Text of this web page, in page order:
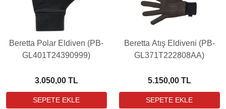
Beretta Polar Eldiven (PB-
GL401T24390999)
3.050,00 TL
Beretta Atış Eldiveni (PB-
GL371T222808AA)
5.150,00 TL